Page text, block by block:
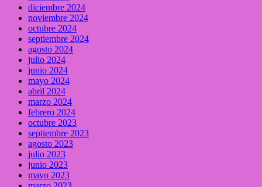
diciembre 2024
noviembre 2024
octubre 2024
septiembre 2024
agosto 2024
julio 2024
junio 2024
mayo 2024
abril 2024
marzo 2024
febrero 2024
octubre 2023
septiembre 2023
agosto 2023
julio 2023
junio 2023
mayo 2023